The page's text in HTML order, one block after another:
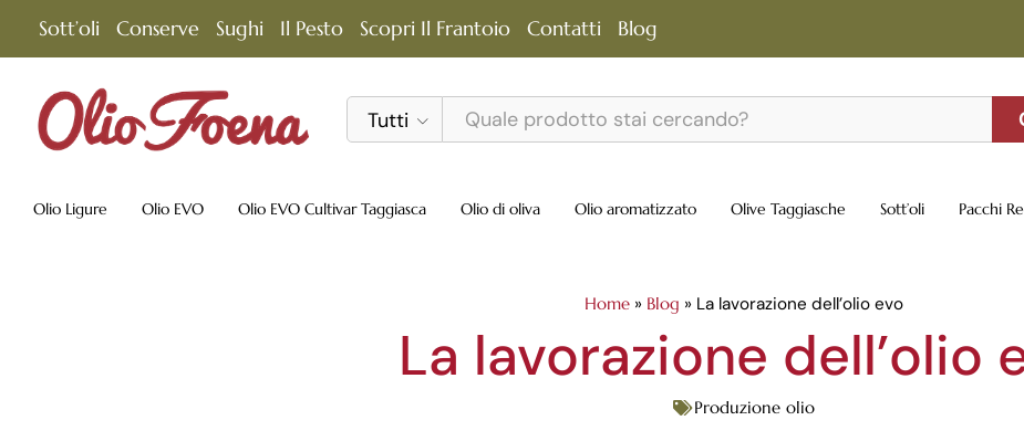
Sott’oli Conserve Sughi Il Pesto Scopri Il Frantoio Contatti Blog
Tutti
Olio Ligure Olio EVO Olio EVO Cultivar Taggiasca Olio di oliva Olio aromatizzato Olive Taggiasche Sott’oli Pacchi
Home » Blog » La lavorazione dell’olio evo
La lavorazione dell’olio
Produzione olio